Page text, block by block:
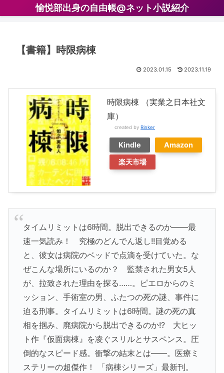
愉悦部出身の自由帳@ネット小説紹介
【書籍】時限病棟
2023.01.15 2023.11.19
時限病棟 （実業之日本社文
庫）
created by Rinker
Kindle
Amazon
楽天市場
タイムリミットは6時間。脱出できるのか――最
速一気読み！ 究極のどんでん返し!!目覚める
と、彼女は病院のベッドで点滴を受けていた。な
ぜこんな場所にいるのか？ 監禁された男女5人
が、拉致された理由を探る……。ピエロからのミ
ッション、手術室の男、ふたつの死の謎、事件に
迫る刑事。タイムリミットは6時間。謎の死の真
相を掴み、廃病院から脱出できるのか!? 大ヒッ
ト作『仮面病棟』を凌ぐスリルとサスペンス。圧
倒的なスピード感。衝撃の結末とは――。医療ミ
ステリーの超傑作！ 「病棟シリーズ」最新刊。